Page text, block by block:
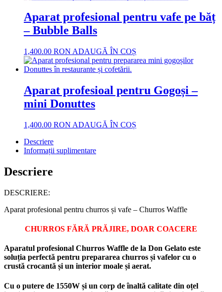
Aparat profesional pentru vafe pe băț
– Bubble Balls
1,400.00 RON ADAUGĂ ÎN COȘ
Aparat profesioal pentru Gogoși –
mini Donuttes
1,400.00 RON ADAUGĂ ÎN COȘ
Descriere
Informații suplimentare
Descriere
DESCRIERE:
Aparat profesional pentru churros și vafe – Churros Waffle
CHURROS FĂRĂ PRĂJIRE, DOAR COACERE
Aparatul profesional Churros Waffle de la Don Gelato este
soluția perfectă pentru prepararea churros și vafelor cu o
crustă crocantă și un interior moale și aerat.
Cu o putere de 1550W și un corp de înaltă calitate din oțel